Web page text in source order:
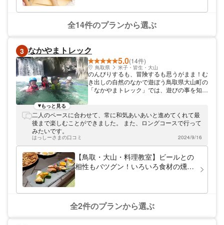
全14件のプランから選ぶ
3 なかやまトレック
5.0(14件)
鳥取県 米子・皆生・大山
のんびりするも、冒険するも思うがまま！む
き出しの自然のなかで遊ぼう鳥取県大山町の
「なかやまトレック」では、遊びの事を知り
ちがしばし日常から離れる手助けをしてくれ
ます。あたかも別世界に迷い込んだような、
に使って思いっきり遊び、心のゆとりを取り
戻す休日をお過ごし下さい。
もっと見る
二人のペースに合わせて、常に和気あいあいと進めてくれて最
後まで楽しむことができました。 また、ロングコースで行って
みたいです。
はっしーさまの口コミ 2024/9/16
【鳥取・大山・料理教室】ビールとの
相性もバツグン！いろいろ食材の燻製
全2件のプランから選ぶ